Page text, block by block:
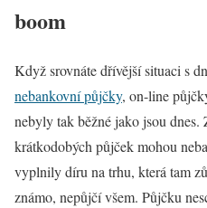
boom
Když srovnáte dřívější situaci s
nebankovní půjčky, on-line
nebyly tak běžné jako jsou dnes.
krátkodobých půjček mohou
vyplnily díru na trhu, která tam
známo, nepůjčí všem. Půjčku